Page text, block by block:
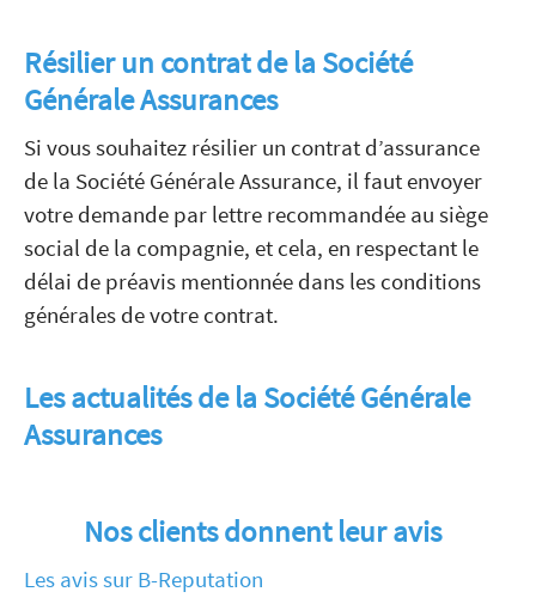
Résilier un contrat de la Société
Générale Assurances
Si vous souhaitez résilier un contrat d’assurance
de la Société Générale Assurance, il faut envoyer
votre demande par lettre recommandée au siège
social de la compagnie, et cela, en respectant le
délai de préavis mentionnée dans les conditions
générales de votre contrat.
Les actualités de la Société Générale
Assurances
Nos clients donnent leur avis
Les avis sur B-Reputation